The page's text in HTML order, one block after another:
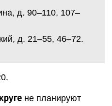
д. 90–110, 107–
д. 21–55, 46–72.
не планируют